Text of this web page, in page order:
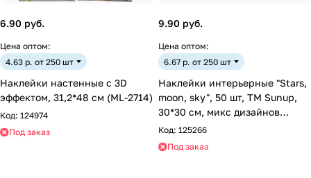
6.90 руб.
Цена оптом:
4.63 р. от 250 шт
Наклейки настенные c 3D
эффектом, 31,2*48 см (ML-2714)
Код: 124974
Под заказ
9.90 руб.
Цена оптом:
6.67 р. от 250 шт
Наклейки интерьерные "Stars,
moon, sky", 50 шт, ТМ Sunup,
30*30 см, микс дизайнов
(PR009-1)
Код: 125266
Под заказ